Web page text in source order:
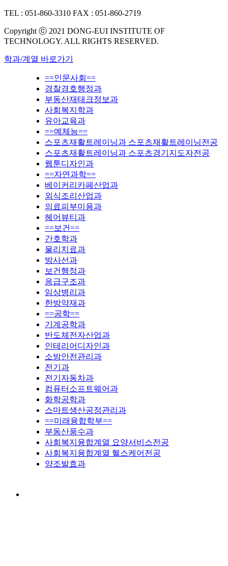
TEL : 051-860-3310 FAX : 051-860-2719
Copyright ⓒ 2021 DONG-EUI INSTITUTE OF
TECHNOLOGY. ALL RIGHTS RESERVED.
학과/계열 바로가기
==인문사회==
경찰경호행정과
부동산재태크정보과
사회복지학과
유아교육과
==예체능==
스포츠재활트레이닝과 스포츠재활트레이닝전공
스포츠재활트레이닝과 스포츠경기지도자전공
웹툰디자인과
==자연과학==
베이커리카페산업과
외식조리산업과
의료피부미용과
헤어뷰티과
==보건==
간호학과
물리치료과
방사선과
보건행정과
응급구조과
임상병리과
한방약재과
==공학==
기계공학과
반도체전자산업과
인테리어디자인과
소방안전관리과
전기과
전기자동차과
컴퓨터소프트웨어과
화학공학과
스마트생산공정관리과
==미래융합학부==
부동산풍수과
사회복지융합계열 요양서비스전공
사회복지융합계열 헬스케어전공
양조발효과